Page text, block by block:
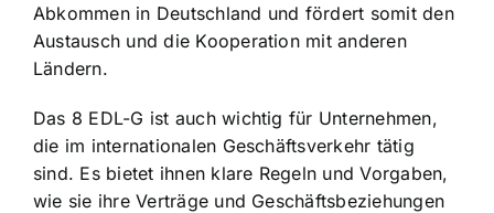
Abkommen in Deutschland und fördert somit den
Austausch und die Kooperation mit anderen
Ländern.
Das 8 EDL-G ist auch wichtig für Unternehmen,
die im internationalen Geschäftsverkehr tätig
sind. Es bietet ihnen klare Regeln und Vorgaben,
wie sie ihre Verträge und Geschäftsbeziehungen